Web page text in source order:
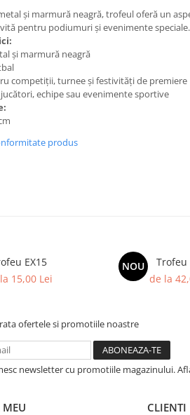
și marmură neagră, trofeul oferă un
pentru podiumuri și evenimente speciale.
și marmură neagră
competiții, turnee și festivități de premiere
echipe sau evenimente sportive
produs
EX15
15,00 Lei
NOU
Trofeu
de la
ofertele si promotiile noastre
newsletter cu promotiile magazinului.
CLIENTI